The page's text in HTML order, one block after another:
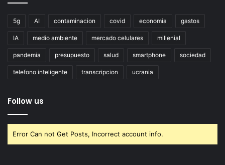
5g AI contaminacion covid economia gastos
IA medio ambiente mercado celulares millenial
pandemia presupuesto salud smartphone sociedad
telefono inteligente transcripcion ucrania
Follow us
Error Can not Get Posts, Incorrect account info.